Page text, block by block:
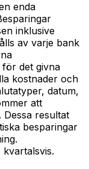
enda
inklusive
av varje bank
det givna
kostnader och
datum,
att
Dessa resultat
besparingar
kvartalsvis.